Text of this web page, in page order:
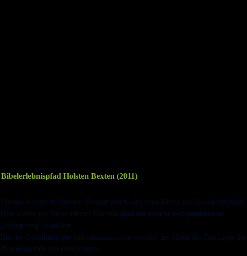
Bibelerlebnispfad Holsten Bexten (2011)
Vor der Kirche in Holsten-Bexten wurde der verwilderte Kirchwald verjüngt.
Hier wurde ein barrierefreier Erlebnispfad mit dem Schwerpunktthema
„Schöpfung” realisiert.
Bei der Gestaltung der Informationstafeln wurden die Ideen der Firmlinge der
Pfarrgemeinde mit einbezogen.